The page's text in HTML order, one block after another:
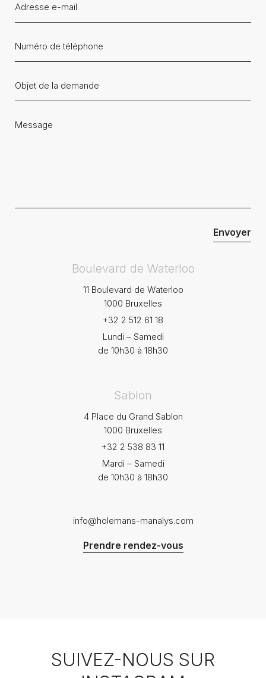
Boulevard de Waterloo
11 Boulevard de Waterloo
1000 Bruxelles
+32 2 512 61 18
Lundi – Samedi
de 10h30 à 18h30
Sablon
4 Place du Grand Sablon
1000 Bruxelles
+32 2 538 83 11
Mardi – Samedi
de 10h30 à 18h30
info@holemans-manalys.com
Prendre rendez-vous
SUIVEZ-NOUS SUR